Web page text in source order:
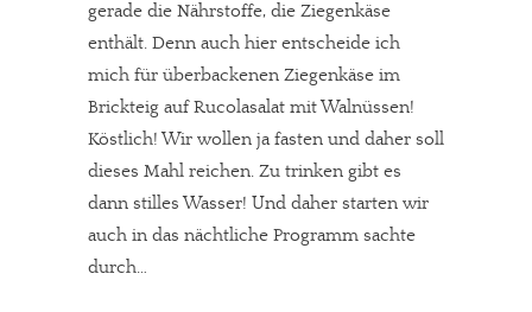
gerade die Nährstoffe, die Ziegenkäse
enthält. Denn auch hier entscheide ich
mich für überbackenen Ziegenkäse im
Brickteig auf Rucolasalat mit Walnüssen!
Köstlich! Wir wollen ja fasten und daher soll
dieses Mahl reichen. Zu trinken gibt es
dann stilles Wasser! Und daher starten wir
auch in das nächtliche Programm sachte
durch…